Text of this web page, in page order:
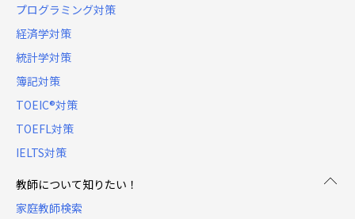
プログラミング対策
経済学対策
統計学対策
簿記対策
TOEIC®対策
TOEFL対策
IELTS対策
教師について知りたい！
家庭教師検索